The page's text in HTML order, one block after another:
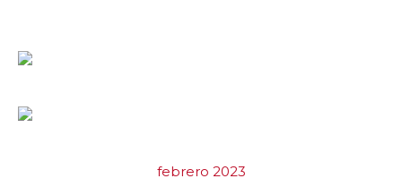
febrero 2023